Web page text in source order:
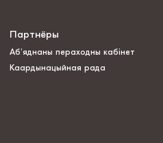
Партнёры
Аб’яднаны пераходны кабінет
Каардынацыйная рада